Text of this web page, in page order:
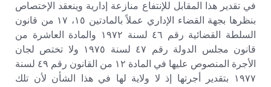
في تقدير هذا المقابل للإنتفاع منازعة إدارية وينعقد الإختصاص
بنظرها بجهة القضاء الإداري عملاً بالمادتين ١٥، ١٧ من قانون
السلطة القضائية رقم ٤٦ لسنة ١٩٧٢ والمادة العاشرة من
قانون مجلس الدولة رقم ٤٧ لسنة ١٩٧٥ ولا تختص لجان
الأجرة المنصوص عليها في المادة ١٢ من القانون رقم ٤٩ لسنة
١٩٧٧ بتقدير أجرتها إذ لا ولاية لها في هذا الشأن لأن تلك